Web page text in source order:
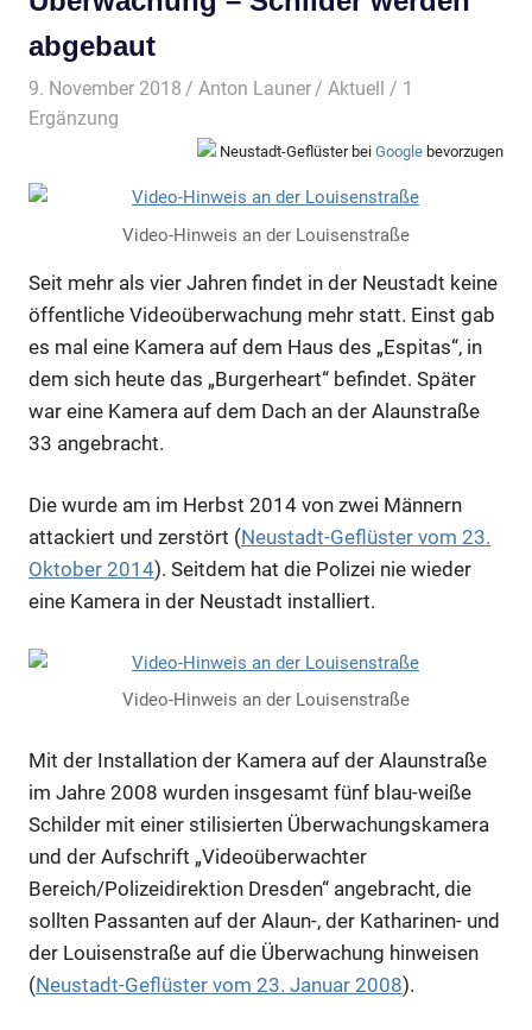
abgebaut
9. November 2018 Anton Launer Aktuell / 1
Ergänzung
Neustadt-Geflüster bei Google bevorzugen
Video-Hinweis an der Louisenstraße
Seit mehr als vier Jahren findet in der Neustadt keine
öffentliche Videoüberwachung mehr statt. Einst gab
es mal eine Kamera auf dem Haus des „Espitas“, in
dem sich heute das „Burgerheart“ befindet. Später
war eine Kamera auf dem Dach an der Alaunstraße
33 angebracht.
Die wurde am im Herbst 2014 von zwei Männern
attackiert und zerstört (Neustadt-Geflüster vom 23.
Oktober 2014). Seitdem hat die Polizei nie wieder
eine Kamera in der Neustadt installiert.
Video-Hinweis an der Louisenstraße
Mit der Installation der Kamera auf der Alaunstraße
im Jahre 2008 wurden insgesamt fünf blau-weiße
Schilder mit einer stilisierten Überwachungskamera
und der Aufschrift „Videoüberwachter
Bereich/Polizeidirektion Dresden“ angebracht, die
sollten Passanten auf der Alaun-, der Katharinen- und
der Louisenstraße auf die Überwachung hinweisen
(Neustadt-Geflüster vom 23. Januar 2008).